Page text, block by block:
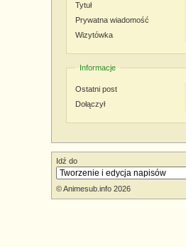
Tytuł
Prywatna wiadomość
Wizytówka
Informacje
Ostatni post
Dołączył
Idź do
© Animesub.info 2026